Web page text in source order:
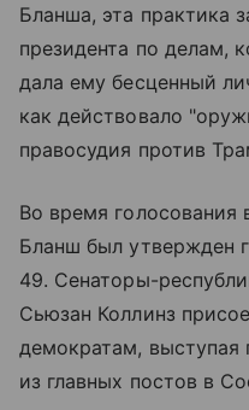
Бланша, эта практика
президента по делам,
дала ему бесценный
как действовало
правосудия против
Во время голосования
Бланш был утвержден
49. Сенаторы-
Сьюзан Коллинз
демократам, выступая
из главных постов в